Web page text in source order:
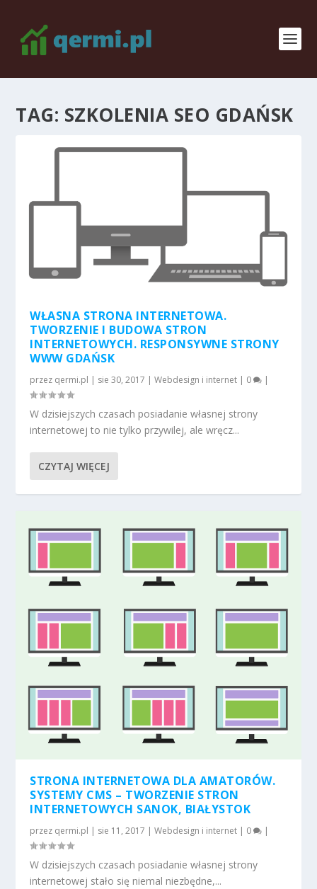
TAG: SZKOLENIA SEO GDAŃSK
WŁASNA STRONA INTERNETOWA.
TWORZENIE I BUDOWA STRON
INTERNETOWYCH. RESPONSYWNE STRONY
WWW GDAŃSK
przez qermi.pl | sie 30, 2017 |Webdesign i internet | 0 |
W dzisiejszych czasach posiadanie własnej strony
internetowej to nie tylko przywilej, ale wręcz...
CZYTAJ WIĘCEJ
STRONA INTERNETOWA DLA AMATORÓW.
SYSTEMY CMS – TWORZENIE STRON
INTERNETOWYCH SANOK, BIAŁYSTOK
przez qermi.pl | sie 11, 2017 |Webdesign i internet | 0 |
W dzisiejszych czasach posiadanie własnej strony
internetowej stało się niemal niezbędne,...